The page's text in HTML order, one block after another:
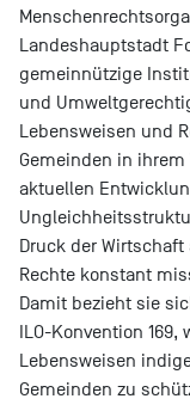
Landeshauptstadt
gemeinnützige
und
Lebensweisen und
Gemeinden in
aktuellen
Druck der
Rechte konstant
Damit bezieht sie
ILO-Konvention
Lebensweisen
Gemeinden zu